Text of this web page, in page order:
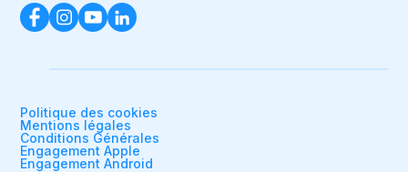
Politique des cookies
Mentions légales
Conditions Générales
Engagement Apple
Engagement Android